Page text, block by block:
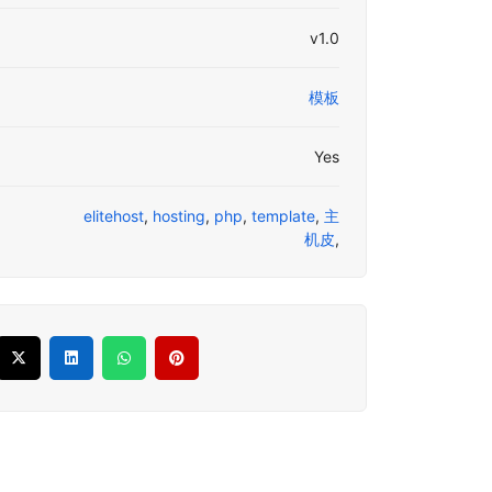
v1.0
模板
Yes
elitehost, hosting, php, template, 主
机皮,